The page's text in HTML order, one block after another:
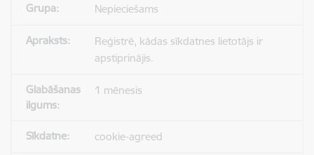
Nepieciešams
Reģistrē, kādas sīkdatnes lietotājs ir
apstiprinājis.
1 mēnesis
cookie-agreed